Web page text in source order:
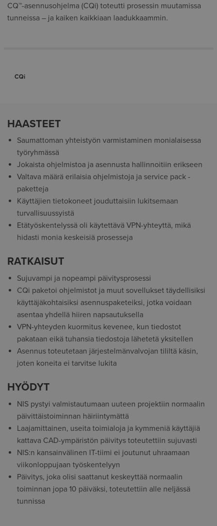
CQ™-asennusohjelma (CQi) toteutti prosessin muutamissa
tunneissa – ja kaiken kaikkiaan laadukkaammin.
CQi
HAASTEET
Saumattoman yhteistyön varmistaminen monialaisessa
työryhmässä
Jokaista ohjelmistoa ja asennusta hallinnoitiin erikseen
Valtava määrä erilaisia ohjelmistoja ja service pack -
paketteja
Käyttäjien tietokoneet jouduttaisiin lukitsemaan
turvallisuussyistä
Etätyöskentelyssä oli käytettävä VPN-yhteyttä, mikä
hidasti monia keskeisiä prosesseja
RATKAISUT
Sujuvampi ja nopeampi päivitysprosessi
CQi paketoi ohjelmistot ja muut sovellukset täydellisiksi
käyttäjäkohtaisiksi asennuspaketeiksi, jotka voidaan
asentaa yhdellä hiiren napsautuksella
VPN-yhteyden kuormitus kevenee, kun tiedostot
pakataan eikä tuhansia tiedostoja lähetetä yksitellen
Asennus toteutetaan järjestelmänvalvojan tililtä käsin,
joten koneita ei tarvitse lukita
HYÖDYT
NIS pystyi valmistautumaan uuteen projektiin normaalin
päivittäistoiminnan häiriintymättä
Laajamittainen, useita toimialoja ja kymmeniä käyttäjiä
kattava CAD-ympäristön päivitys toteutettiin sujuvasti
NIS:n kansainvälinen IT-tiimi ei joutunut uhraamaan
viikonloppujaan työskentelyyn
Päivitys, joka olisi saattanut keskeyttää normaalin
toiminnan jopa 10 päiväksi, toteutettiin alle neljässä
tunnissa